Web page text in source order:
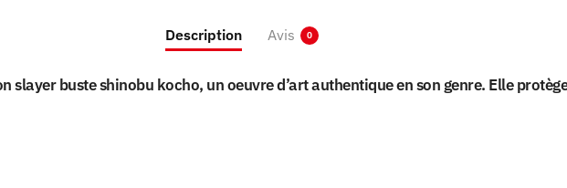
Description Avis 0
slayer buste shinobu kocho, un oeuvre d’art authentique en son genre. Elle